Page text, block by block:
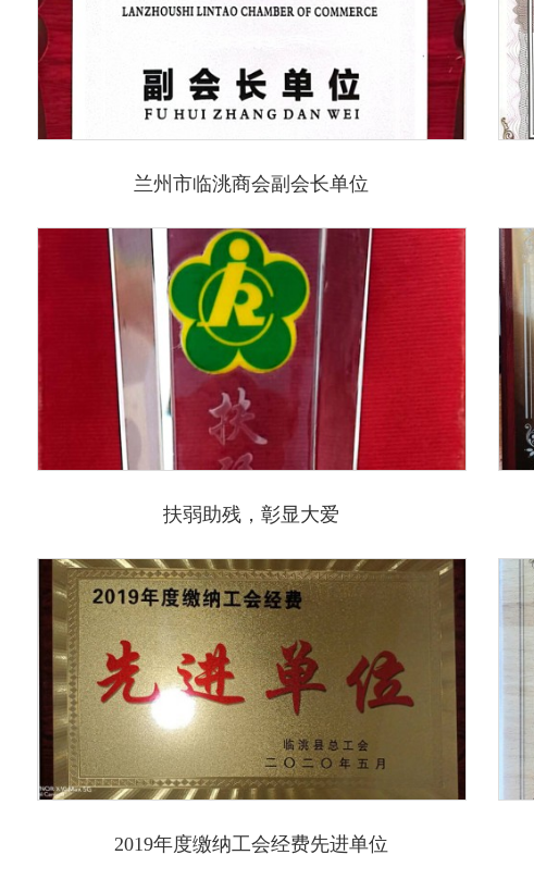
兰州市临洮商会副会长单位
扶弱助残，彰显大爱
2019年度缴纳工会经费先进单位